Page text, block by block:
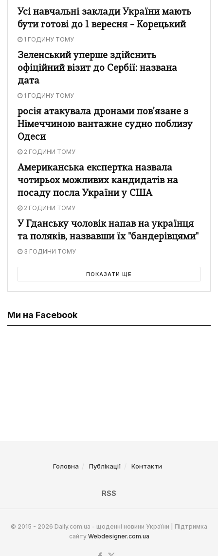
Усі навчальні заклади України мають
бути готові до 1 вересня – Корецький
1 ГОДИНУ ТОМУ
Зеленський уперше здійснить
офіційний візит до Сербії: названа
дата
1 ГОДИНУ ТОМУ
росія атакувала дронами пов’язане з
Німеччиною вантажне судно поблизу
Одеси
2 ГОДИНИ ТОМУ
Американська експертка назвала
чотирьох можливих кандидатів на
посаду посла України у США
2 ГОДИНИ ТОМУ
У Гданську чоловік напав на українця
та поляків, назвавши їх "бандерівцями"
3 ГОДИНИ ТОМУ
ПОКАЗАТИ ЩЕ
Ми на Facebook
Головна Публікації Контакти
RSS
© 2015 - 2026 Daily.com.ua - щоденні новини України | Підтримка
сайту Webdesigner.com.ua